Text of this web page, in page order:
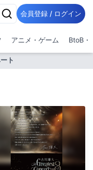
会員登録 / ログイン
アニメ・ゲーム BtoB・
ト